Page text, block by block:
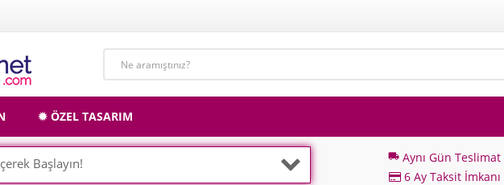
✹ ÖZEL TASARIM
Başlayın! local_shipping Aynı Gün Teslimat
6 Ay Taksit İmkanı